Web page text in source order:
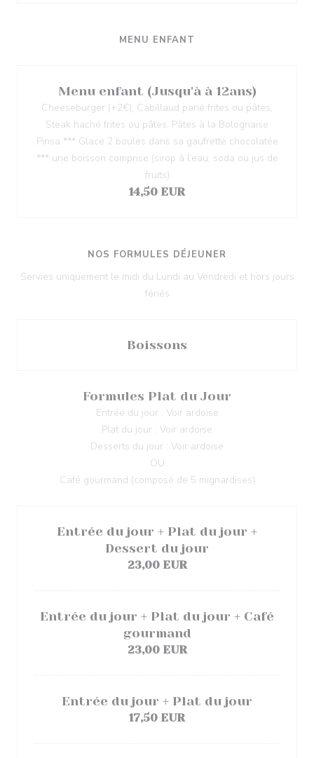
MENU ENFANT
Menu enfant (Jusqu'à à 12ans)
Cheeseburger (+2€), Cabillaud pané frites ou pâtes,
Steak haché frites ou pâtes, Pâtes à la Bolognaise
Pinsa *** Glace 2 boules dans sa gaufrette chocolatée
*** une boisson comprise (sirop à l’eau, soda ou jus de
fruits)
14,50 EUR
NOS FORMULES DÉJEUNER
Servies uniquement le midi du Lundi au Vendredi et hors jours
fériés
Boissons
Formules Plat du Jour
Entrée du jour : Voir ardoise
Plat du jour : Voir ardoise
Desserts du jour : Voir ardoise
OU
Café gourmand (composé de 5 mignardises)
Entrée du jour + Plat du jour +
Dessert du jour
23,00 EUR
Entrée du jour + Plat du jour + Café
gourmand
23,00 EUR
Entrée du jour + Plat du jour
17,50 EUR